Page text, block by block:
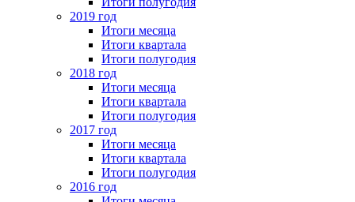
2019 год
Итоги месяца
Итоги квартала
Итоги полугодия
2018 год
Итоги месяца
Итоги квартала
Итоги полугодия
2017 год
Итоги месяца
Итоги квартала
Итоги полугодия
2016 год